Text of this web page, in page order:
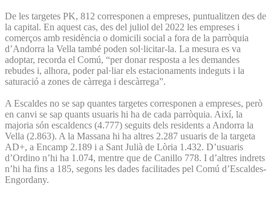
De les targetes PK, 812 corresponen a empreses, puntualitzen des de
la capital. En aquest cas, des del juliol del 2022 les empreses i
comerços amb residència o domicili social a fora de la parròquia
d’Andorra la Vella també poden sol·licitar-la. La mesura es va
adoptar, recorda el Comú, “per donar resposta a les demandes
rebudes i, alhora, poder pal·liar els estacionaments indeguts i la
saturació a zones de càrrega i descàrrega”.
A Escaldes no se sap quantes targetes corresponen a empreses, però
en canvi se sap quants usuaris hi ha de cada parròquia. Així, la
majoria són escaldencs (4.777) seguits dels residents a Andorra la
Vella (2.863). A la Massana hi ha altres 2.287 usuaris de la targeta
AD+, a Encamp 2.189 i a Sant Julià de Lòria 1.432. D’usuaris
d’Ordino n’hi ha 1.074, mentre que de Canillo 778. I d’altres indrets
n’hi ha fins a 185, segons les dades facilitades pel Comú d’Escaldes-
Engordany.